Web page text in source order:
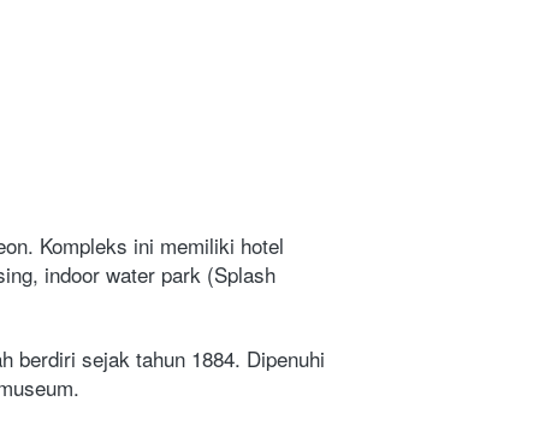
Kompleks ini memiliki hotel
indoor water park (Splash
berdiri sejak tahun 1884. Dipenuhi